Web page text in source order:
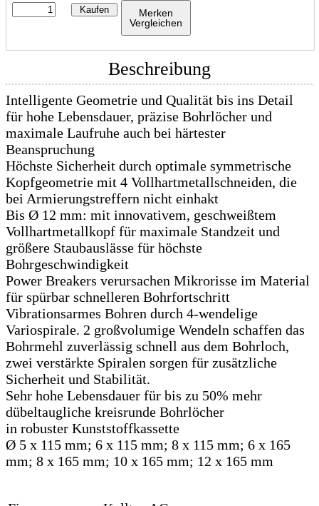
Kaufen
Merken
Vergleichen
Beschreibung
Intelligente Geometrie und Qualität bis ins Detail
für hohe Lebensdauer, präzise Bohrlöcher und
maximale Laufruhe auch bei härtester
Beanspruchung
Höchste Sicherheit durch optimale symmetrische
Kopfgeometrie mit 4 Vollhartmetallschneiden, die
bei Armierungstreffern nicht einhakt
Bis Ø 12 mm: mit innovativem, geschweißtem
Vollhartmetallkopf für maximale Standzeit und
größere Staubauslässe für höchste
Bohrgeschwindigkeit
Power Breakers verursachen Mikrorisse im Material
für spürbar schnelleren Bohrfortschritt
Vibrationsarmes Bohren durch 4-wendelige
Variospirale. 2 großvolumige Wendeln schaffen das
Bohrmehl zuverlässig schnell aus dem Bohrloch,
zwei verstärkte Spiralen sorgen für zusätzliche
Sicherheit und Stabilität.
Sehr hohe Lebensdauer für bis zu 50% mehr
dübeltaugliche kreisrunde Bohrlöcher
in robuster Kunststoffkassette
Ø 5 x 115 mm; 6 x 115 mm; 8 x 115 mm; 6 x 165
mm; 8 x 165 mm; 10 x 165 mm; 12 x 165 mm